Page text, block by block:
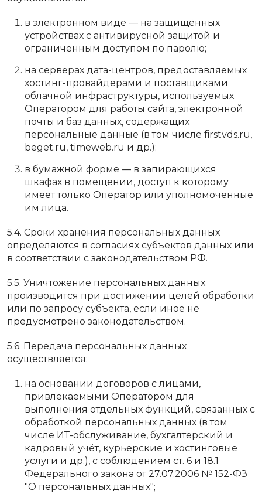
в электронном виде — на защищённых
устройствах с антивирусной защитой и
ограниченным доступом по паролю;
на серверах дата-центров, предоставляемых
хостинг-провайдерами и поставщиками
облачной инфраструктуры, используемых
Оператором для работы сайта, электронной
почты и баз данных, содержащих
персональные данные (в том числе firstvds.ru,
beget.ru, timeweb.ru и др.);
в бумажной форме — в запирающихся
шкафах в помещении, доступ к которому
имеет только Оператор или уполномоченные
им лица.
5.4. Сроки хранения персональных данных
определяются в согласиях субъектов данных или
в соответствии с законодательством РФ.
5.5. Уничтожение персональных данных
производится при достижении целей обработки
или по запросу субъекта, если иное не
предусмотрено законодательством.
5.6. Передача персональных данных
осуществляется:
на основании договоров с лицами,
привлекаемыми Оператором для
выполнения отдельных функций, связанных с
обработкой персональных данных (в том
числе ИТ-обслуживание, бухгалтерский и
кадровый учёт, курьерские и хостинговые
услуги и др.), с соблюдением ст. 6 и 18.1
Федерального закона от 27.07.2006 № 152-ФЗ
"О персональных данных";